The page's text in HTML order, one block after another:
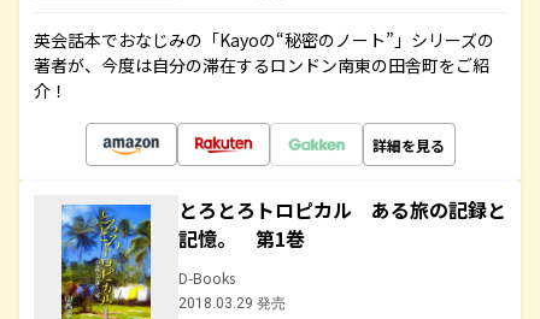
英会話本でおなじみの「Kayoの“秘密のノート”」シリーズの
著者が、今度は自分の滞在するロンドン南東の田舎町をご紹
介！
詳細を見る
とろとろトロピカル ある旅の記録と
記憶。 第1巻
D-Books
2018.03.29 発売